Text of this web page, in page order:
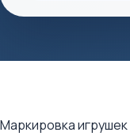
Маркировка